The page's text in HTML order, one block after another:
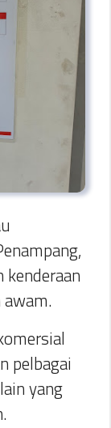
pelbagai
yang